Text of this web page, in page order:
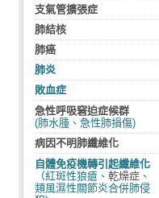
支氣管擴張症
肺結核
肺癌
肺炎
敗血症
急性呼吸窘迫症候群
(肺水腫、急性肺損傷)
病因不明肺纖維化
自體免疫機轉引起纖維化
（紅斑性狼瘡、 乾燥症 、
類風濕性關節炎合併肺侵